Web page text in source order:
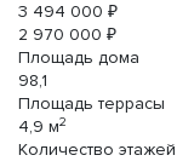
3 494 000 ₽
2 970 000 ₽
Площадь дома
98,1
Площадь террасы
4,9 м2
Количество этажей